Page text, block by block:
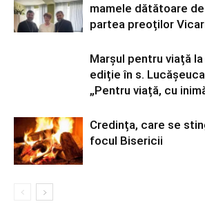
mamele dătătoare
partea preoților
Marșul pentru viață
ediție în s.
„Pentru viață, cu
Credința, care se
focul Bisericii